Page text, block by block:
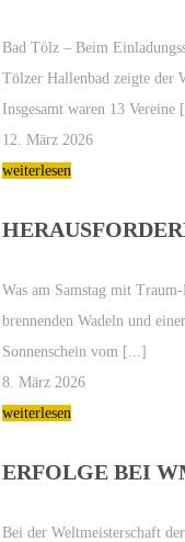
Bad Tölz – Beim
Tölzer Hallenbad zeigte der
Insgesamt waren 13 Vereine
12. März 2026
weiterlesen
Was am Samstag mit
brennenden Wadeln und
Sonnenschein vom [...]
8. März 2026
weiterlesen
ERFOLGE BEI
Bei der Weltmeisterschaft